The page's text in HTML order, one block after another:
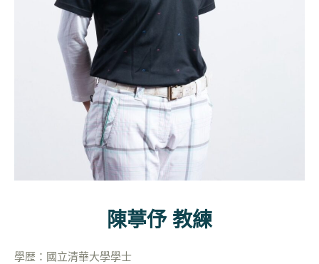
陳葶伃 教練
學歴：國立清華大學學士